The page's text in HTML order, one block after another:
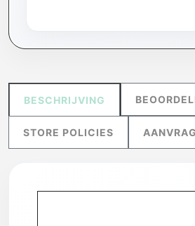
BESCHRIJVING
STORE POLICIES